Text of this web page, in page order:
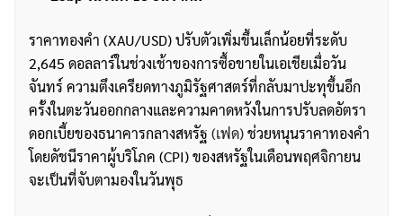
ราคาทองคำ (XAU/USD) ปรับตัวเพิ่มขึ้นเล็กน้อยที่ระดับ
2,645 ดอลลาร์ในช่วงเช้าของการซื้อขายในเอเชียเมื่อวัน
จันทร์ ความตึงเครียดทางภูมิรัฐศาสตร์ที่กลับมาปะทุขึ้นอีก
ครั้งในตะวันออกกลางและความคาดหวังในการปรับลดอัตรา
ดอกเบี้ยของธนาคารกลางสหรัฐ (เฟด)ช่วยหนุนราคาทองคำ
โดยดัชนีราคาผู้บริโภค (CPI) ของสหรัฐในเดือนพฤศจิกายน
จะเป็นที่จับตามองในวันพุธ